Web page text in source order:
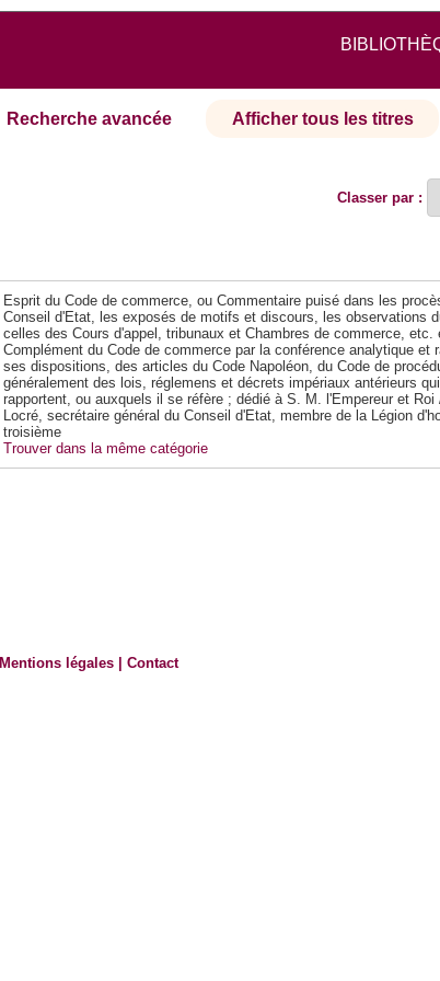
Recherche avancée Afficher tous les titres
Classer par :
Esprit du Code de commerce, ou Commentaire puisé dans les
Conseil d'Etat, les exposés de motifs et discours, les observations
celles des Cours d'appel, tribunaux et Chambres de commerce, etc.
Complément du Code de commerce par la conférence analytique et
ses dispositions, des articles du Code Napoléon, du Code de
généralement des lois, réglemens et décrets impériaux antérieurs
rapportent, ou auxquels il se réfère ; dédié à S. M. l'Empereur et Roi
Locré, secrétaire général du Conseil d'Etat, membre de la Légion
troisième
Trouver dans la même catégorie
Mentions légales |Contact